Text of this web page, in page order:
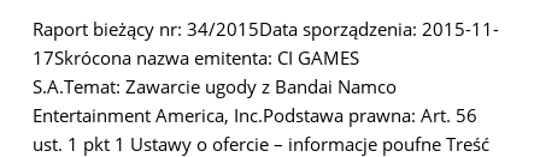
Raport bieżący nr: 34/2015Data sporządzenia: 2015-11-
17Skrócona nazwa emitenta: CI GAMES
S.A.Temat: Zawarcie ugody z Bandai Namco
Entertainment America, Inc.Podstawa prawna: Art. 56
ust. 1 pkt 1 Ustawy o ofercie – informacje poufne Treść